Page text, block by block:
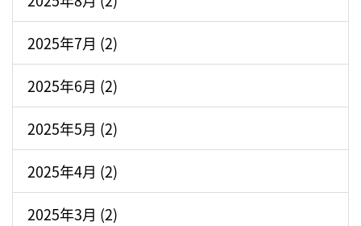
2025年7月 (2)
2025年6月 (2)
2025年5月 (2)
2025年4月 (2)
2025年3月 (2)